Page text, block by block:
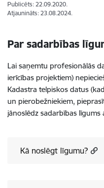
Publicēts: 22.09.2020.
Atjaunināts: 23.08.2024.
Par sadarbības
Lai saņemtu profesionālās
ierīcības projektiem)
Kadastra telpiskos datus
un pierobežniekiem,
jānoslēdz sadarbības līgums
Kā noslēgt līgumu?